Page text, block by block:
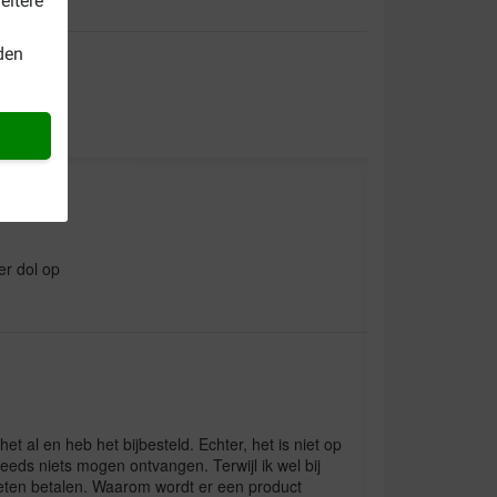
dol op
al en heb het bijbesteld. Echter, het is niet op
niets mogen ontvangen. Terwijl ik wel bij
betalen. Waarom wordt er een product